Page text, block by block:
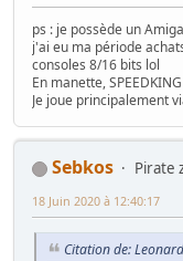
ps : je possède un
j'ai eu ma période
consoles 8/16 bits lol
En manette,
Je joue principalement
Sebkos Pirate
18 Juin 2020 à 12:40:17
Citation de: